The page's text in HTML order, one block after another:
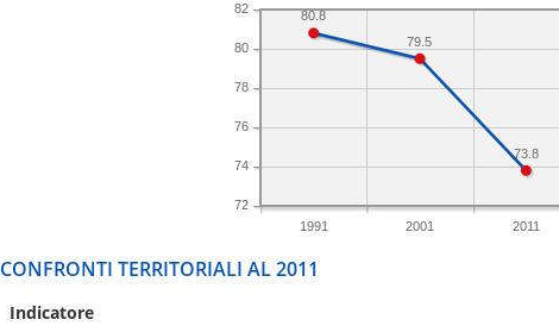
1991 2001 2011
72
74
76
78
80
82
73.8
79.5
80.8
CONFRONTI TERRITORIALI AL 2011
Indicatore